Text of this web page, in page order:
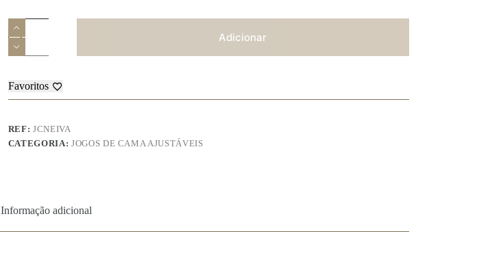
Quantidade
de
Jogo
Cama
Neiva
100%
Adicionar
Favoritos
REF:JCNEIVA
CATEGORIA: JOGOS DE CAMA AJUSTÁVEIS
Informação adicional